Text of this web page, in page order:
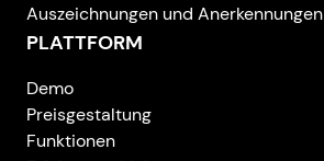
Auszeichnungen und Anerkennungen
PLATTFORM
Demo
Preisgestaltung
Funktionen